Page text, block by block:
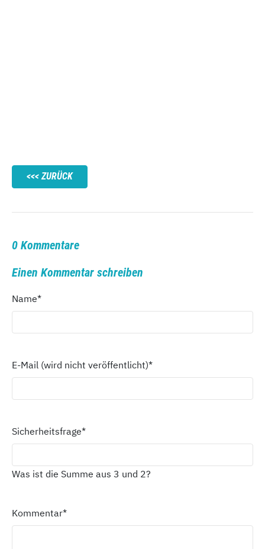
ZURÜCK
0 Kommentare
Einen Kommentar schreiben
Name*
E-Mail (wird nicht veröffentlicht)*
Sicherheitsfrage*
Was ist die Summe aus 3 und 2?
Kommentar*